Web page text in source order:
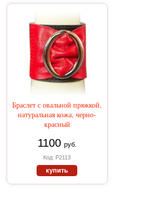
Браслет с овальной пряжкой,
натуральная кожа, черно-
красный
1100 руб.
Код: Р2113
купить